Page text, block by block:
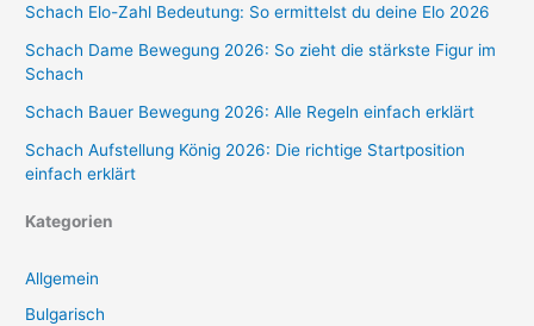
Schach Elo-Zahl Bedeutung: So ermittelst du deine Elo 2026
Schach Dame Bewegung 2026: So zieht die stärkste Figur im
Schach
Schach Bauer Bewegung 2026: Alle Regeln einfach erklärt
Schach Aufstellung König 2026: Die richtige Startposition
einfach erklärt
Kategorien
Allgemein
Bulgarisch